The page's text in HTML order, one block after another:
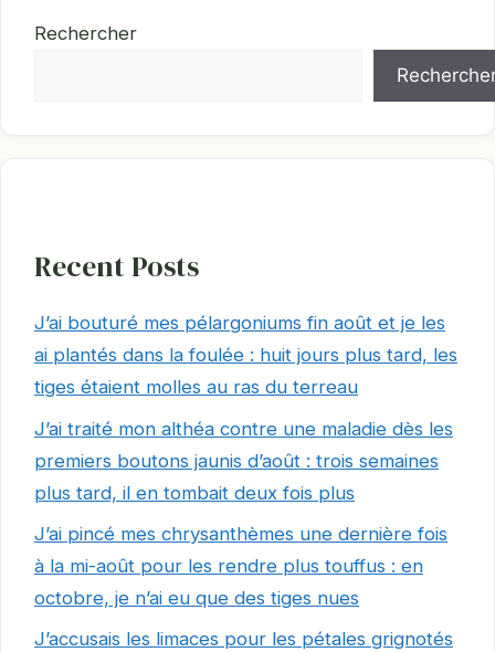
Rechercher
Recent Posts
J’ai bouturé mes pélargoniums fin août et je les
ai plantés dans la foulée : huit jours plus tard, les
tiges étaient molles au ras du terreau
J’ai traité mon althéa contre une maladie dès les
premiers boutons jaunis d’août : trois semaines
plus tard, il en tombait deux fois plus
J’ai pincé mes chrysanthèmes une dernière fois
à la mi-août pour les rendre plus touffus : en
octobre, je n’ai eu que des tiges nues
J’accusais les limaces pour les pétales grignotés